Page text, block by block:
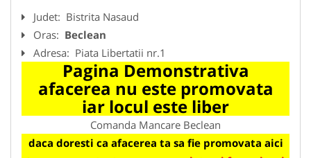
Judet: Bistrita Nasaud
Oras: Beclean
Adresa: Piata Libertatii nr.1
Pagina Demonstrativa
afacerea nu este promovata
iar locul este liber
Comanda Mancare Beclean
daca doresti ca afacerea ta sa fie promovata aici